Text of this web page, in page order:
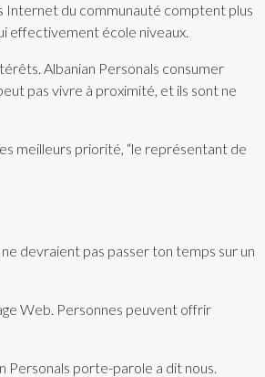
Internet du communauté comptent plus
effectivement école niveaux.
Albanian Personals consumer
pas vivre à proximité, et ils sont ne
meilleurs priorité, “le représentant de
devraient pas passer ton temps sur un
Web. Personnes peuvent offrir
Personals porte-parole a dit nous.